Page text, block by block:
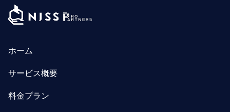
ホーム
サービス概要
料金プラン